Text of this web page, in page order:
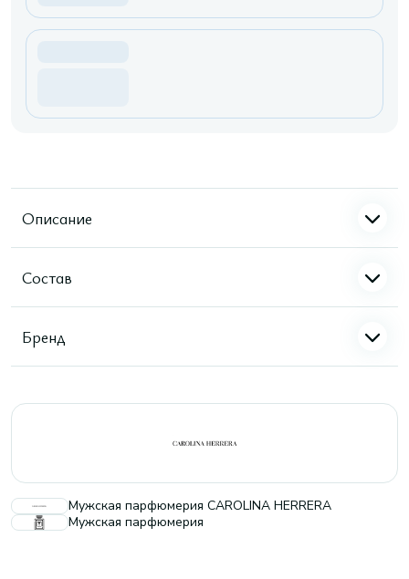
Описание
Состав
Бренд
Мужская парфюмерия CAROLINA HERRERA
Мужская парфюмерия